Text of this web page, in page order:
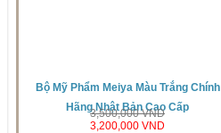
Bộ Mỹ Phẩm Meiya Màu Trắng Chính
Hãng Nhật Bản Cao Cấp
3,500,000 VND
3,200,000 VND